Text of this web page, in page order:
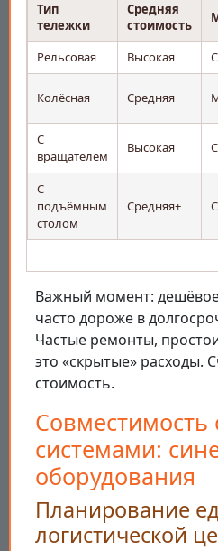
Тип
тележки
Средняя
стоимость
Рельсовая
Высокая
Колёсная Средняя
С
вращателем
Высокая
С
подъёмным
столом
Средняя+
Важный момент:
часто дороже в
Частые ремонты,
это «скрытые» расходы.
стоимость.
системами:
оборудования
Планирование
логистической